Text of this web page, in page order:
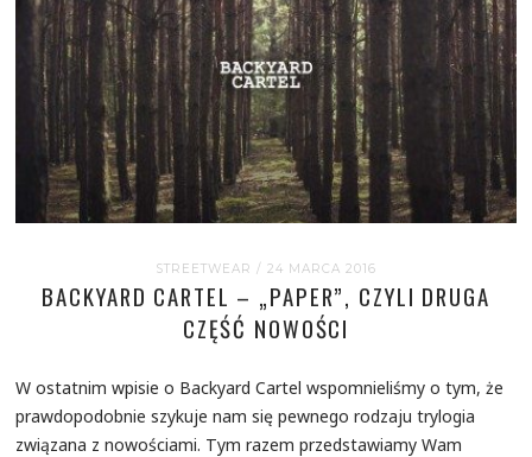
STREETWEAR / 24 MARCA 2016
BACKYARD CARTEL – „PAPER”, CZYLI DRUGA
CZĘŚĆ NOWOŚCI
W ostatnim wpisie o Backyard Cartel wspomnieliśmy o tym, że
prawdopodobnie szykuje nam się pewnego rodzaju trylogia
związana z nowościami. Tym razem przedstawiamy Wam